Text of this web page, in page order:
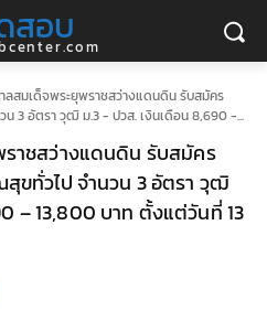
สอบ
ลสมเด็จพระยุพราชสว่างแดนดิน รับสมัคร
3 อัตรา วุฒิ ม.3 - ปวส. เงินเดือน 8,690 -...
าชสว่างแดนดิน รับสมัคร
ขทั่วไป จำนวน 3 อัตรา วุฒิ
– 13,800 บาท ตั้งแต่วันที่ 13